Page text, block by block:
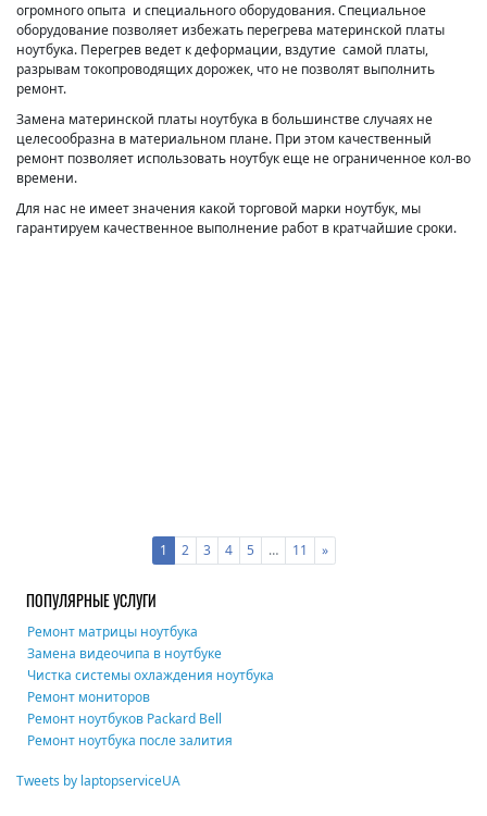
огромного опыта и специального оборудования. Специальное
оборудование позволяет избежать перегрева материнской платы
ноутбука. Перегрев ведет к деформации, вздутие самой платы,
разрывам токопроводящих дорожек, что не позволят выполнить
ремонт.
Замена материнской платы ноутбука в большинстве случаях не
целесообразна в материальном плане. При этом качественный
ремонт позволяет использовать ноутбук еще не ограниченное кол-во
времени.
Для нас не имеет значения какой торговой марки ноутбук, мы
гарантируем качественное выполнение работ в кратчайшие сроки.
navigation
1 2 3 4 5 … 11 »
ПОПУЛЯРНЫЕ УСЛУГИ
Ремонт матрицы ноутбука
Замена видеочипа в ноутбуке
Чистка системы охлаждения ноутбука
Ремонт мониторов
Ремонт ноутбуков Packard Bell
Ремонт ноутбука после залития
Tweets by laptopserviceUA